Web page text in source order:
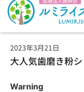
2023年3月21日
大人気歯磨き粉
Warning